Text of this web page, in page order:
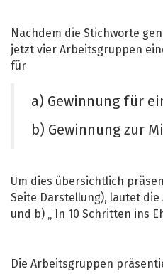
Nachdem die Stichworte
jetzt vier Arbeitsgruppen
für
a) Gewinnung für
b) Gewinnung zur
Um dies übersichtlich
Seite Darstellung), lautet
und b) „ In 10 Schritten ins
Die Arbeitsgruppen